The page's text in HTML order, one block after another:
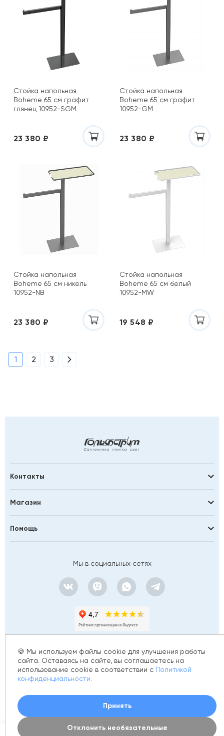
Дате обновления
Популярности
Возрастанию цены
Убыванию цены
Акциям
Стойка напольная
Boheme 65 см графит
глянец 10952-SGM
23 380 ₽
Стойка напольная
Boheme 65 см графит
10952-GM
23 380 ₽
Стойка напольная
Boheme 65 см никель
10952-NB
23 380 ₽
Стойка напольная
Boheme 65 см белый
10952-MW
19 548 ₽
1 2 3
Контакты
Магазин
Помощь
Мы в социальных сетях
© 2012 - 2026 golfstim.ru
ОГРН 304370234902057
🍪 Мы используем файлы cookie для улучшения работы
сайта. Оставаясь на сайте, вы соглашаетесь на
использование cookie в соответствии с Политикой
конфиденциальности.
Принять
Отклонить необязательные